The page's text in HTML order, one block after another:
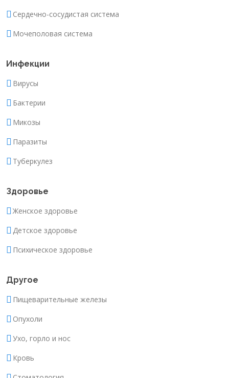
Сердечно-сосудистая система
Мочеполовая система
Инфекции
Вирусы
Бактерии
Микозы
Паразиты
Туберкулез
Здоровье
Женское здоровье
Детское здоровье
Психическое здоровье
Другое
Пищеварительные железы
Опухоли
Ухо, горло и нос
Кровь